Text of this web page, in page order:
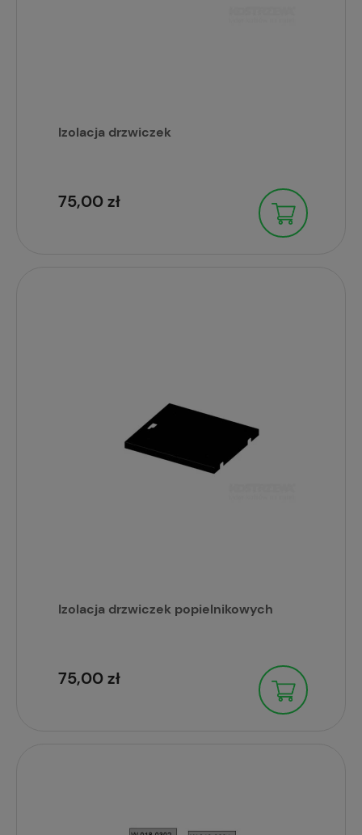
Izolacja drzwiczek
75,00 zł
Izolacja drzwiczek popielnikowych
75,00 zł